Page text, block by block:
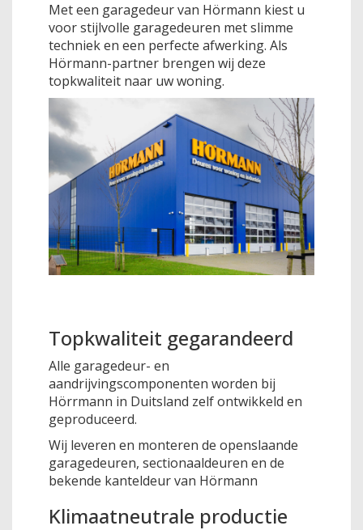
Met een garagedeur van Hörmann kiest u
voor stijlvolle garagedeuren met slimme
techniek en een perfecte afwerking. Als
Hörmann-partner brengen wij deze
topkwaliteit naar uw woning.
Topkwaliteit gegarandeerd
Alle garagedeur- en
aandrijvingscomponenten worden bij
Hörrmann in Duitsland zelf ontwikkeld en
geproduceerd.
Wij leveren en monteren de openslaande
garagedeuren, sectionaaldeuren en de
bekende kanteldeur van Hörmann
Klimaatneutrale productie